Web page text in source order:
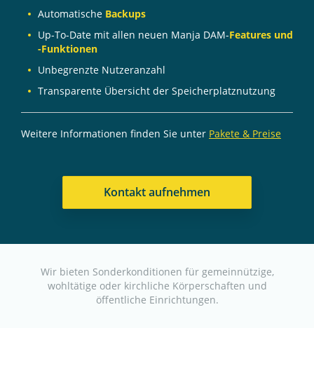
Automatische Backups
Up-To-Date mit allen neuen Manja DAM-Features und
-Funktionen
Unbegrenzte Nutzeranzahl
Transparente Übersicht der Speicherplatznutzung
Weitere Informationen finden Sie unter Pakete & Preise
Kontakt aufnehmen
Wir bieten Sonderkonditionen für gemeinnützige,
wohltätige oder kirchliche Körperschaften und
öffentliche Einrichtungen.